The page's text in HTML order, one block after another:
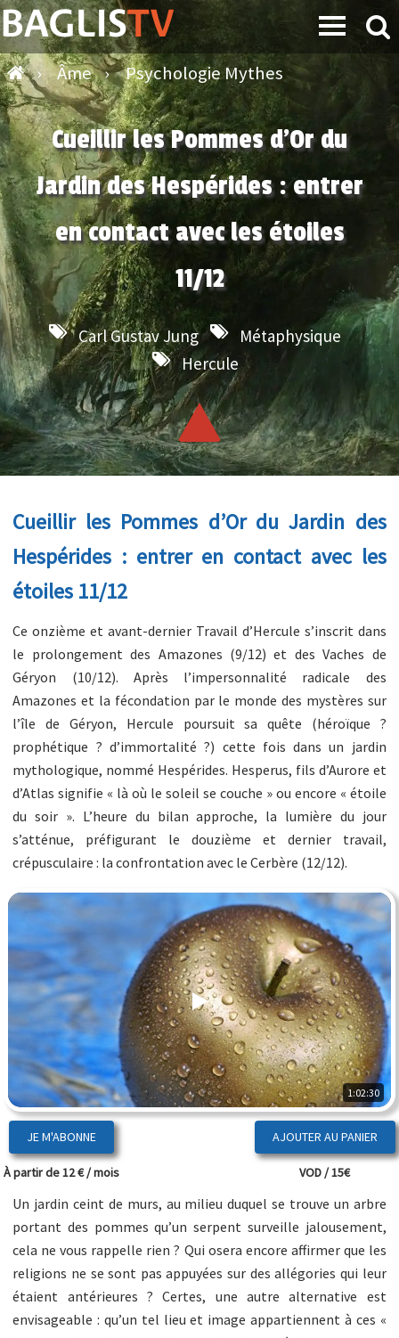
› Âme › Psychologie Mythes
Cueillir les Pommes d’Or du
Jardin des Hespérides : entrer
en contact avec les étoiles
11/12
Carl Gustav Jung
Métaphysique
Hercule
Cueillir les Pommes d’Or du Jardin des
Hespérides : entrer en contact avec les
étoiles 11/12
Ce onzième et avant-dernier Travail d’Hercule s’inscrit dans
le prolongement des Amazones (9/12) et des Vaches de
Géryon (10/12). Après l’impersonnalité radicale des
Amazones et la fécondation par le monde des mystères sur
l’île de Géryon, Hercule poursuit sa quête (héroïque ?
prophétique ? d’immortalité ?) cette fois dans un jardin
mythologique, nommé Hespérides. Hesperus, fils d’Aurore et
d’Atlas signifie « là où le soleil se couche » ou encore « étoile
du soir ». L’heure du bilan approche, la lumière du jour
s’atténue, préfigurant le douzième et dernier travail,
crépusculaire : la confrontation avec le Cerbère (12/12).
1:02:30
JE M'ABONNE
À partir de 12 € / mois VOD / 15€
Un jardin ceint de murs, au milieu duquel se trouve un arbre
portant des pommes qu’un serpent surveille jalousement,
cela ne vous rappelle rien ? Qui osera encore affirmer que les
religions ne se sont pas appuyées sur des allégories qui leur
étaient antérieures ? Certes, une autre alternative est
envisageable : qu’un tel lieu et image appartiennent à ces «